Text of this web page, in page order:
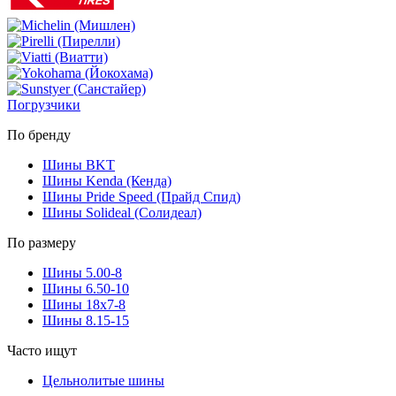
Погрузчики
По бренду
Шины BKT
Шины Kenda (Кенда)
Шины Pride Speed (Прайд Спид)
Шины Solideal (Солидеал)
По размеру
Шины 5.00-8
Шины 6.50-10
Шины 18x7-8
Шины 8.15-15
Часто ищут
Цельнолитые шины